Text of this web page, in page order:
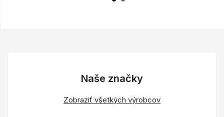
Naše značky
Zobraziť všetkých výrobcov